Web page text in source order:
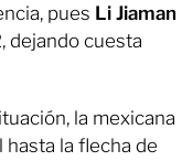
pues Li Jiaman
dejando cuesta
la mexicana
la flecha de